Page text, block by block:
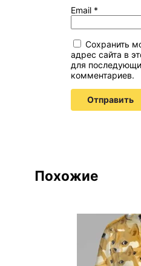
Email *
Сохранить
адрес сайта в
для
комментариев.
Похожие